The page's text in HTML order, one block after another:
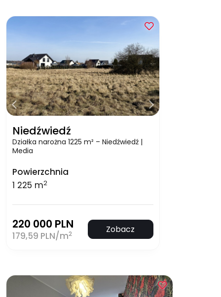
Niedźwiedź
Działka narożna 1225 m² – Niedźwiedź |
Media
Powierzchnia
1 225 m2
220 000 PLN
179,59 PLN/m2 Zobacz